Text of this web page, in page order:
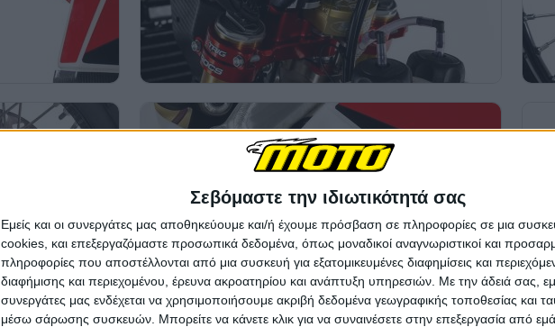
Σεβόμαστε την ιδιωτικότητά σας
Εμείς και οι συνεργάτες μας αποθηκεύουμε και/ή έχουμε πρόσβαση σε πληροφορίες σε μια
cookies, και επεξεργαζόμαστε προσωπικά δεδομένα, όπως μοναδικοί αναγνωριστικοί και
πληροφορίες που αποστέλλονται από μια συσκευή για εξατομικευμένες διαφημίσεις και
διαφήμισης και περιεχομένου, έρευνα ακροατηρίου και ανάπτυξη υπηρεσιών. Με την άδειά σας,
συνεργάτες μας ενδέχεται να χρησιμοποιήσουμε ακριβή δεδομένα γεωγραφικής τοποθεσίας και
μέσω σάρωσης συσκευών. Μπορείτε να κάνετε κλικ για να συναινέσετε στην επεξεργασία από